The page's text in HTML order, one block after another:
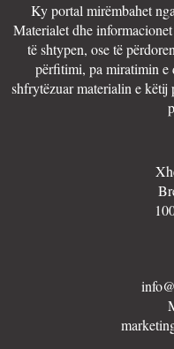
Ky portal mirëmbahet
Materialet dhe
të shtypen, ose të
përfitimi, pa miratimin e
shfrytëzuar materialin e